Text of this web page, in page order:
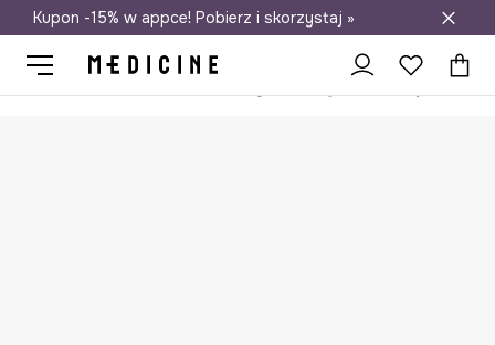
Darmowa dostawa do salonów
Kupon -15% w appce! Pobierz i skorzystaj »